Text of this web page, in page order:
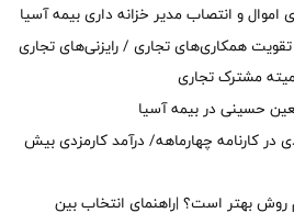
و انتصاب مدیر خزانه داری بیمه آسیا
همکاری‌های تجاری / رایزنی‌های تجاری
مشترک تجاری
حسینی در بیمه آسیا
کارنامه چهارماهه/ درآمد کارمزدی بیش
روش بهتر است؟ |راهنمای انتخاب بین